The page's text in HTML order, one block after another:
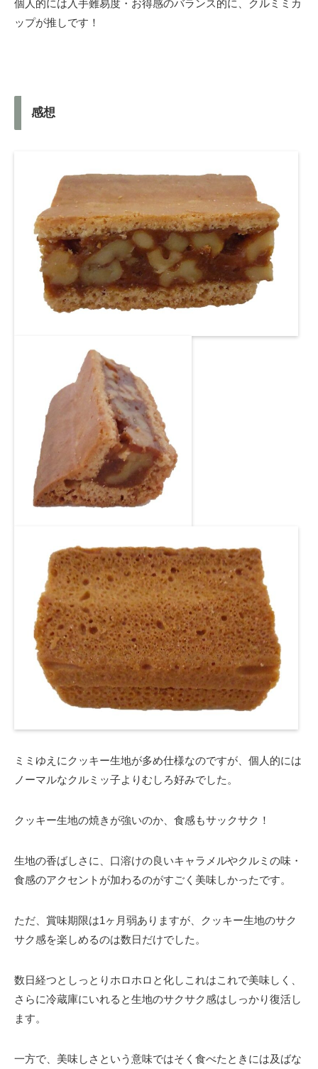
個人的には入手難易度・お得感のバランス的に、クルミミカ
ップが推しです！
感想
ミミゆえにクッキー生地が多め仕様なのですが、個人的には
ノーマルなクルミッ子よりむしろ好みでした。
クッキー生地の焼きが強いのか、食感もサックサク！
生地の香ばしさに、口溶けの良いキャラメルやクルミの味・
食感のアクセントが加わるのがすごく美味しかったです。
ただ、賞味期限は1ヶ月弱ありますが、クッキー生地のサク
サク感を楽しめるのは数日だけでした。
数日経つとしっとりホロホロと化しこれはこれで美味しく、
さらに冷蔵庫にいれると生地のサクサク感はしっかり復活し
ます。
一方で、美味しさという意味ではそく食べたときには及ばな